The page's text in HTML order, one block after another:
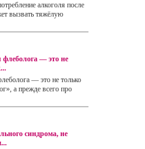
алкоголя после
вызвать тяжёлую
флеболога — это не
— это не только
а прежде всего про
синдрома, не